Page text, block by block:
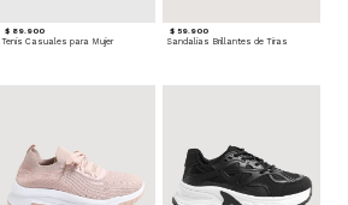
$ 89.900
Tenis Casuales para Mujer
$ 59.900
Sandalias Brillantes de Tiras